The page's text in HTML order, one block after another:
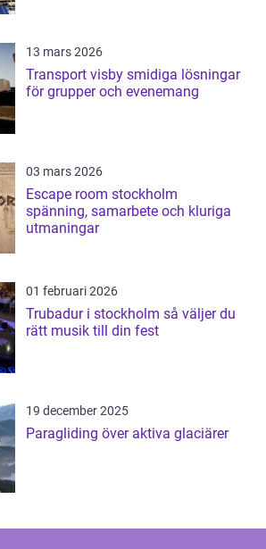
13 mars 2026
Transport visby smidiga lösningar
för grupper och evenemang
03 mars 2026
Escape room stockholm
spänning, samarbete och kluriga
utmaningar
01 februari 2026
Trubadur i stockholm så väljer du
rätt musik till din fest
19 december 2025
Paragliding över aktiva glaciärer